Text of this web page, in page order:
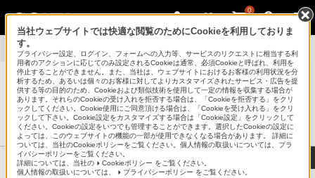
0
製品別サポート > NW-ZX707 > 使いかた
ポータブルオーディオプレーヤー ウォークマン®
サポート・お問い合わせ
当社ウェブサイトでは快適な閲覧のためにCookieを利用しておりま
す。
プライバシー設定、ログイン、フォームへの入力等、サービスのリクエストに相当する利
用者のアクションに応じてのみ設定されるCookieは通常、必須Cookieと呼ばれ、利用を
停止することができません。また、当社は、ウェブサイトにおけるお客様の利用状況を分
析するため、あるいは個々のお客様に対してよりカスタマイズされたサービス・広告を提
供する等の目的のため、Cookieおよび類似技術を使用して一定の情報を収集する場合が
あります。それらのCookieの受け入れを拒否する場合は、「Cookieを拒否する」をクリ
ックしてください。Cookie使用にご同意頂ける場合は、「Cookieを受け入れる」をクリ
ックして下さい。Cookie設定をカスタマイズする場合は「Cookie設定」をクリックして
ください。Cookieの設定をいつでも管理することができます。選択したCookieの設定に
よっては、このウェブサイトの機能の一部が使用できなくなる場合があります。 詳細に
ついては、当社のCookieポリシーをご覧ください。個人情報の取扱いについては、プラ
イバシーポリシーをご覧ください。
詳細については、当社の
Cookieポリシー をご覧ください。
個人情報の取扱いについては、
プライバシーポリシー をご覧ください。